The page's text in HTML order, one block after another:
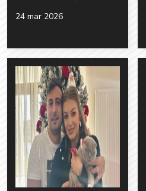
24 mar 2026